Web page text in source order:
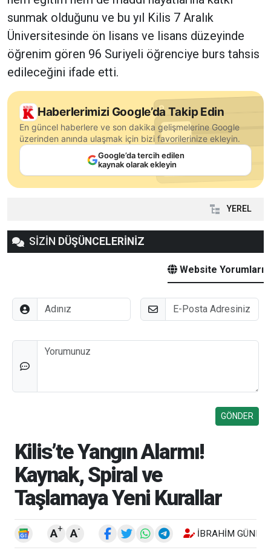
sunmak olduğunu ve bu yıl Kilis 7 Aralık
Üniversitesinde ön lisans ve lisans düzeyinde
öğrenim gören 96 Suriyeli öğrenciye burs tahsis
edileceğini ifade etti.
Haberlerimizi Google’da Takip Edin
En güncel haberlere ve son dakika gelişmelerine Google
üzerinden anında ulaşmak için bizi favorilerinize ekleyin.
Google’da tercih edilen
kaynak olarak ekleyin
YEREL
SİZİN DÜŞÜNCELERİNİZ
Website Yorumları
Adınız E-Posta
Düşünceleriniz
Kilis’te Yangın Alarmı!
Kaynak, Spiral ve
Taşlamaya Yeni Kurallar
A+ A- İBRAHIM GÜNEŞ